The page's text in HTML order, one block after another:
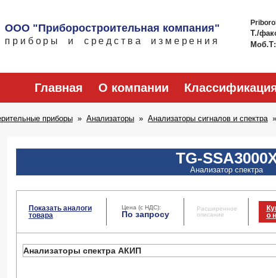
ООО "Приборостроительная компания"
приборы и средства измерения
Т./
Главная О компании
приборы Анализаторы Анализаторы сигналов и спектра
TG-
Анализатор спектра
Показать аналоги
товара
Цена (с НДС):
По запросу
Расширенное
описание
о
Анализаторы спектра АКИП